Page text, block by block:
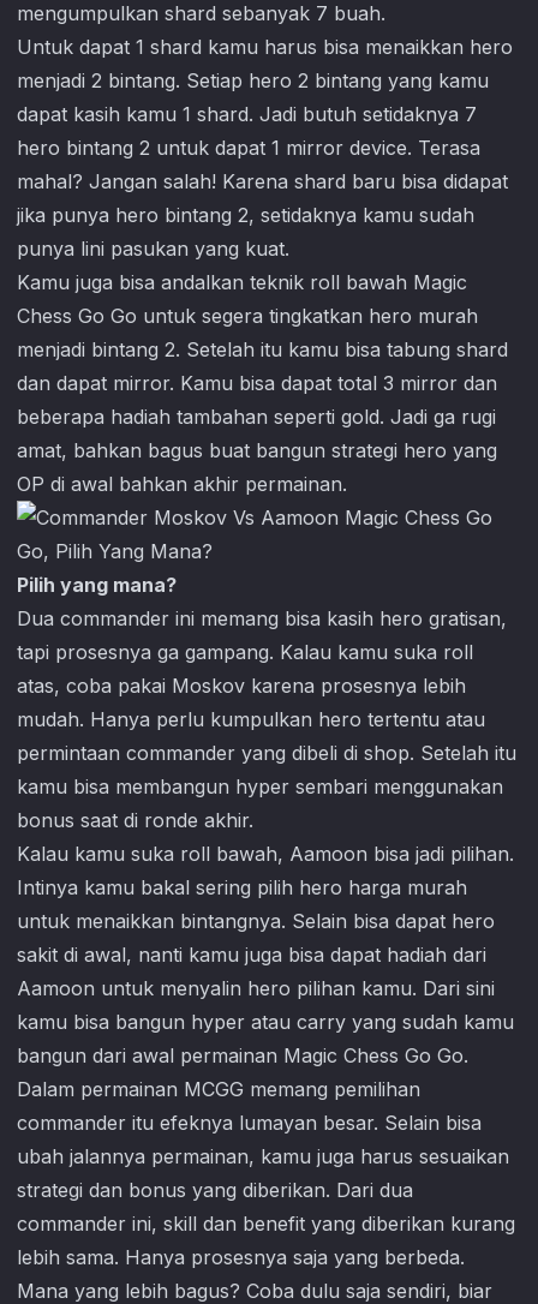
mengumpulkan shard sebanyak 7 buah.
Untuk dapat 1 shard kamu harus bisa menaikkan hero
menjadi 2 bintang. Setiap hero 2 bintang yang kamu
dapat kasih kamu 1 shard. Jadi butuh setidaknya 7
hero bintang 2 untuk dapat 1 mirror device. Terasa
mahal? Jangan salah! Karena shard baru bisa didapat
jika punya hero bintang 2, setidaknya kamu sudah
punya lini pasukan yang kuat.
Kamu juga bisa andalkan teknik roll bawah Magic
Chess Go Go untuk segera tingkatkan hero murah
menjadi bintang 2. Setelah itu kamu bisa tabung shard
dan dapat mirror. Kamu bisa dapat total 3 mirror dan
beberapa hadiah tambahan seperti gold. Jadi ga rugi
amat, bahkan bagus buat bangun strategi hero yang
OP di awal bahkan akhir permainan.
Pilih yang mana?
Dua commander ini memang bisa kasih hero gratisan,
tapi prosesnya ga gampang. Kalau kamu suka roll
atas, coba pakai Moskov karena prosesnya lebih
mudah. Hanya perlu kumpulkan hero tertentu atau
permintaan commander yang dibeli di shop. Setelah itu
kamu bisa membangun hyper sembari menggunakan
bonus saat di ronde akhir.
Kalau kamu suka roll bawah, Aamoon bisa jadi pilihan.
Intinya kamu bakal sering pilih hero harga murah
untuk menaikkan bintangnya. Selain bisa dapat hero
sakit di awal, nanti kamu juga bisa dapat hadiah dari
Aamoon untuk menyalin hero pilihan kamu. Dari sini
kamu bisa bangun hyper atau carry yang sudah kamu
bangun dari awal permainan Magic Chess Go Go.
Dalam permainan MCGG memang pemilihan
commander itu efeknya lumayan besar. Selain bisa
ubah jalannya permainan, kamu juga harus sesuaikan
strategi dan bonus yang diberikan. Dari dua
commander ini, skill dan benefit yang diberikan kurang
lebih sama. Hanya prosesnya saja yang berbeda.
Mana yang lebih bagus? Coba dulu saja sendiri, biar